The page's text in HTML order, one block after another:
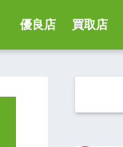
優良店 買取店